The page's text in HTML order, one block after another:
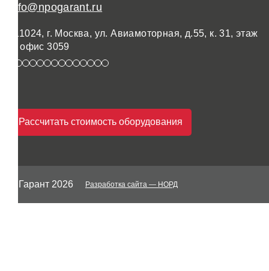
info@npogarant.ru
111024, г. Москва, ул. Авиамоторная, д.55, к. 31, этаж
3, офис 3059
Рассчитать стоимость оборудования
© Гарант 2026 Разработка сайта — НОРД